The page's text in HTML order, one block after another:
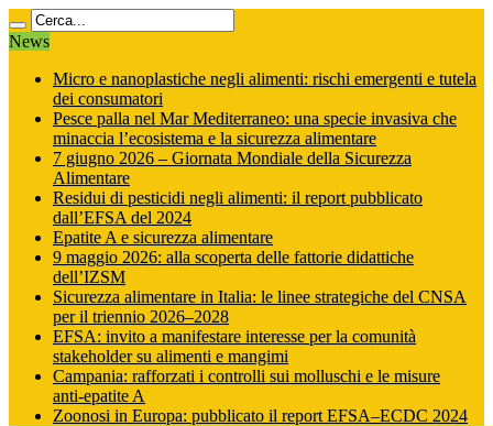
News
Micro e nanoplastiche negli alimenti: rischi emergenti e tutela
dei consumatori
Pesce palla nel Mar Mediterraneo: una specie invasiva che
minaccia l’ecosistema e la sicurezza alimentare
7 giugno 2026 – Giornata Mondiale della Sicurezza
Alimentare
Residui di pesticidi negli alimenti: il report pubblicato
dall’EFSA del 2024
Epatite A e sicurezza alimentare
9 maggio 2026: alla scoperta delle fattorie didattiche
dell’IZSM
Sicurezza alimentare in Italia: le linee strategiche del CNSA
per il triennio 2026–2028
EFSA: invito a manifestare interesse per la comunità
stakeholder su alimenti e mangimi
Campania: rafforzati i controlli sui molluschi e le misure
anti‑epatite A
Zoonosi in Europa: pubblicato il report EFSA–ECDC 2024